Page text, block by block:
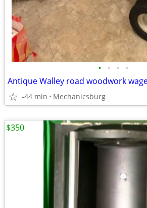
• • • •
Antique Walley road woodwork
-44 min Mechanicsburg
$350